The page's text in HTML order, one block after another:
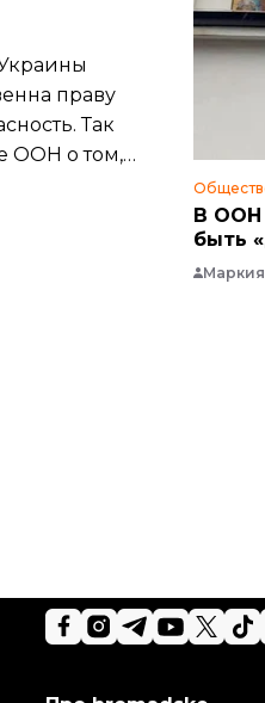
праву
Так
ООН о том,
В ООН
быть